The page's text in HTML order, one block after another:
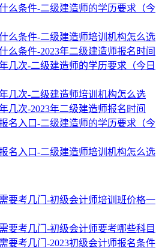
么条件-二级建造师的学历要求（今
么条件-二级建造师培训机构怎么选
么条件-2023年二级建造师报名时间
几次-二级建造师的学历要求（今日
几次-二级建造师培训机构怎么选
几次-2023年二级建造师报名时间
名入口-二级建造师的学历要求（今
名入口-二级建造师培训机构怎么选
要考几门-初级会计师培训班价格一
要考几门-初级会计师要考哪些科目
要考几门-2023初级会计师报名条件